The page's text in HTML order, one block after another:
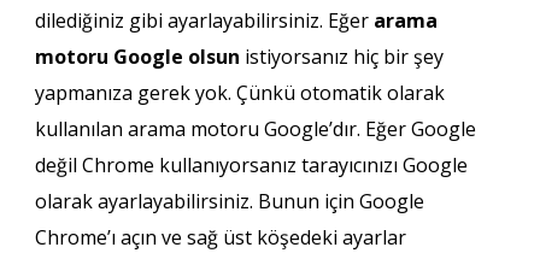
dilediğiniz gibi ayarlayabilirsiniz. Eğer arama
motoru Google olsun istiyorsanız hiç bir şey
yapmanıza gerek yok. Çünkü otomatik olarak
kullanılan arama motoru Google’dır. Eğer Google
değil Chrome kullanıyorsanız tarayıcınızı Google
olarak ayarlayabilirsiniz. Bunun için Google
Chrome’ı açın ve sağ üst köşedeki ayarlar